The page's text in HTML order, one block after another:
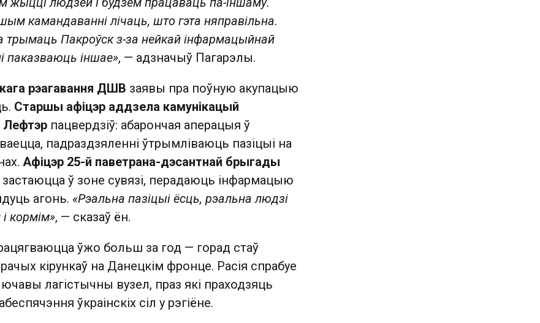
камандаванні лічаць, што гэта няправільна.
трымаць Пакроўск з-за нейкай інфармацыйнай
паказваюць іншае», — адзначыў Пагарэлы.
рэагавання ДШВ заявы пра поўную акупацыю
Старшы афіцэр аддзела камунікацый
Лефтэр пацвердзіў: абарончая аперацыя ў
падраздзяленні ўтрымліваюць пазіцыі на
Афіцэр 25-й паветрана-дэсантнай брыгады
ў зоне сувязі, перадаюць інфармацыю
агонь. «Рэальна пазіцыі ёсць, рэальна людзі
кормім», — сказаў ён.
ўжо больш за год — горад стаў
кірункаў на Данецкім фронце. Расія спрабуе
лагістычны вузел, праз які праходзяць
ўкраінскіх сіл у рэгіёне.